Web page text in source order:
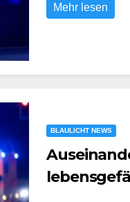
Mehr lesen
BLAULICHT NEWS